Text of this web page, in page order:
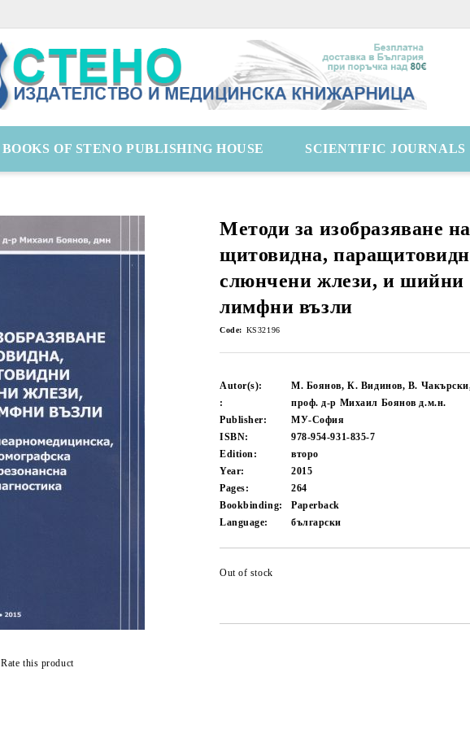
BOOKS OF STENO PUBLISHING HOUSE SCIENTIFIC JOURNALS
Методи за изобразяване на
щитовидна,
слюнчени жлези, и шийни
лимфни възли
Code: KS32196
Autor(s):
М. Боянов, К. Видинов, В.
:
проф. д-р Михаил Боянов д.м.н.
Publisher:
МУ-София
ISBN:
978-954-931-835-7
Edition:
второ
Year:
2015
Pages:
264
Bookbinding:
Paperback
Language:
български
Out of stock
Rate this product